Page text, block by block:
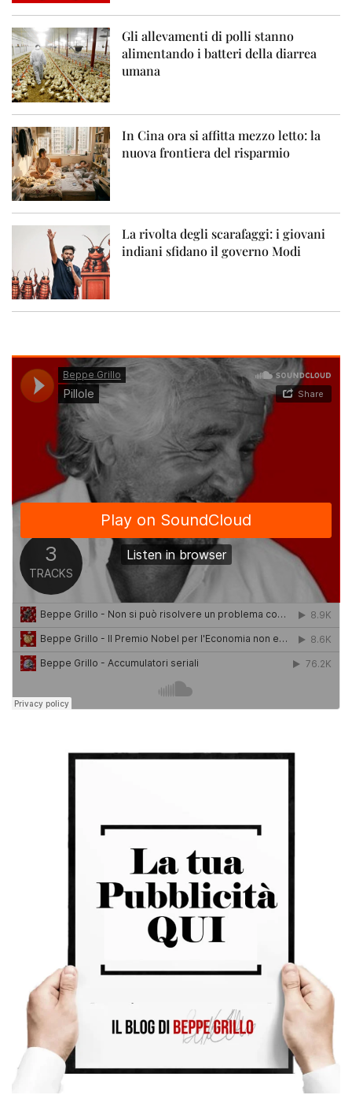
Gli allevamenti di polli stanno
alimentando i batteri della diarrea
umana
In Cina ora si affitta mezzo letto: la
nuova frontiera del risparmio
La rivolta degli scarafaggi: i giovani
indiani sfidano il governo Modi